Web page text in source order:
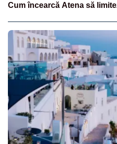
Cum încearcă Atena să